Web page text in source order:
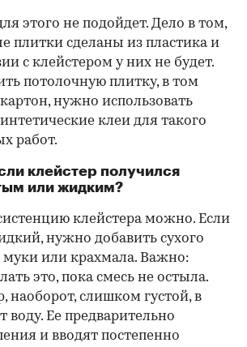
этого не подойдет. Дело в том,
плитки сделаны из пластика и
с клейстером у них не будет.
потолочную плитку, в том
нужно использовать
клеи для такого
работ.
клейстер получился
или жидким?
клейстера можно. Если
нужно добавить сухого
или крахмала. Важно:
это, пока смесь не остыла.
наоборот, слишком густой, в
воду. Ее предварительно
и вводят постепенно